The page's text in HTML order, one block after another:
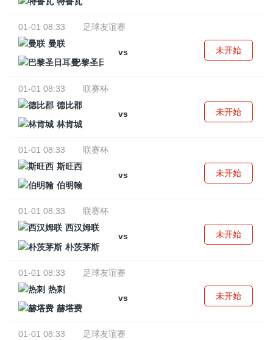
01-01 08:33
足球友谊赛
曼联
vs
巴黎圣日耳曼
未开始
01-01 08:33
联赛杯
德比郡
vs
林肯城
未开始
01-01 08:33
联赛杯
斯旺西
vs
伯明翰
未开始
01-01 08:33
联赛杯
西汉姆联
vs
朴茨茅斯
未开始
01-01 08:33
足球友谊赛
热刺
vs
赫塔费
未开始
01-01 08:33
足球友谊赛